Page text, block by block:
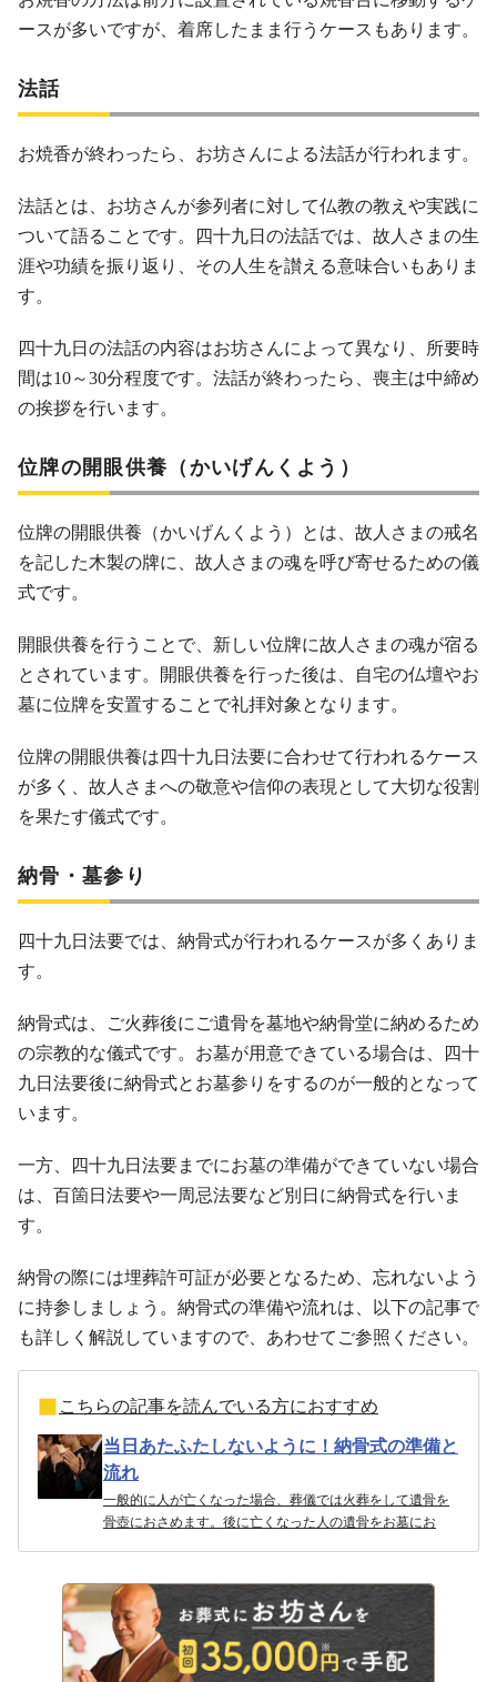
ースが多いですが、着席したまま行うケースもあります。
法話
お焼香が終わったら、お坊さんによる法話が行われます。
法話とは、お坊さんが参列者に対して仏教の教えや実践に
ついて語ることです。四十九日の法話では、故人さまの生
涯や功績を振り返り、その人生を讃える意味合いもありま
す。
四十九日の法話の内容はお坊さんによって異なり、所要時
間は10～30分程度です。法話が終わったら、喪主は中締め
の挨拶を行います。
位牌の開眼供養（かいげんくよう）
位牌の開眼供養（かいげんくよう）とは、故人さまの戒名
を記した木製の牌に、故人さまの魂を呼び寄せるための儀
式です。
開眼供養を行うことで、新しい位牌に故人さまの魂が宿る
とされています。開眼供養を行った後は、自宅の仏壇やお
墓に位牌を安置することで礼拝対象となります。
位牌の開眼供養は四十九日法要に合わせて行われるケース
が多く、故人さまへの敬意や信仰の表現として大切な役割
を果たす儀式です。
納骨・墓参り
四十九日法要では、納骨式が行われるケースが多くありま
す。
納骨式は、ご火葬後にご遺骨を墓地や納骨堂に納めるため
の宗教的な儀式です。お墓が用意できている場合は、四十
九日法要後に納骨式とお墓参りをするのが一般的となって
います。
一方、四十九日法要までにお墓の準備ができていない場合
は、百箇日法要や一周忌法要など別日に納骨式を行いま
す。
納骨の際には埋葬許可証が必要となるため、忘れないよう
に持参しましょう。納骨式の準備や流れは、以下の記事で
も詳しく解説していますので、あわせてご参照ください。
こちらの記事を読んでいる方におすすめ
当日あたふたしないように！納骨式の準備と
流れ
一般的に人が亡くなった場合、葬儀では火葬をして遺骨を
骨壺におさめます。後に亡くなった人の遺骨をお墓にお